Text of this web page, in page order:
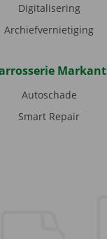
Digitalisering
Archiefvernietiging
Markant
Autoschade
Smart Repair